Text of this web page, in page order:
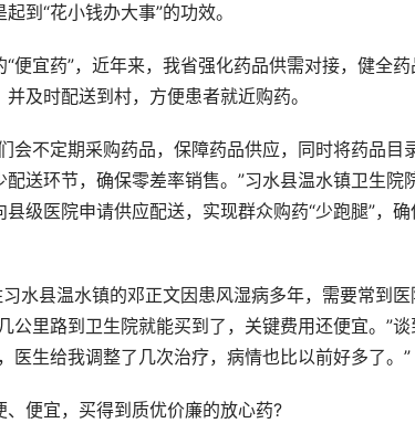
到“花小钱办大事”的功效。
宜药”，近年来，我省强化药品供需对接，健全药
及时配送到村，方便患者就近购药。
不定期采购药品，保障药品供应，同时将药品目
送环节，确保零差率销售。”习水县温水镇卫生院
级医院申请供应配送，实现群众购药“少跑腿”，确
县温水镇的邓正文因患风湿病多年，需要常到医
里路到卫生院就能买到了，关键费用还便宜。”谈
医生给我调整了几次治疗，病情也比以前好多了。”
便宜，买得到质优价廉的放心药?